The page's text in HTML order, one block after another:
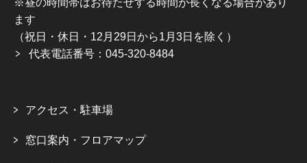
ます
（祝日・休日・12月29日から1月3日を除く）
代表電話番号：045-320-8484
アクセス・駐車場
窓口案内・フロアマップ